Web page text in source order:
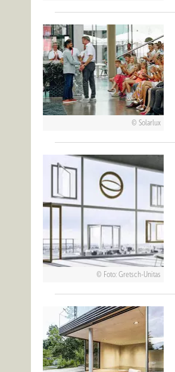
Solarlux
Foto: Gretsch-Unitas